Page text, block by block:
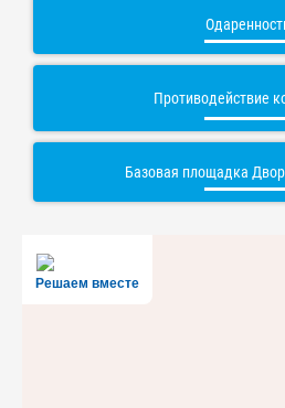
Противодействие
Базовая площадка
Решаем вместе